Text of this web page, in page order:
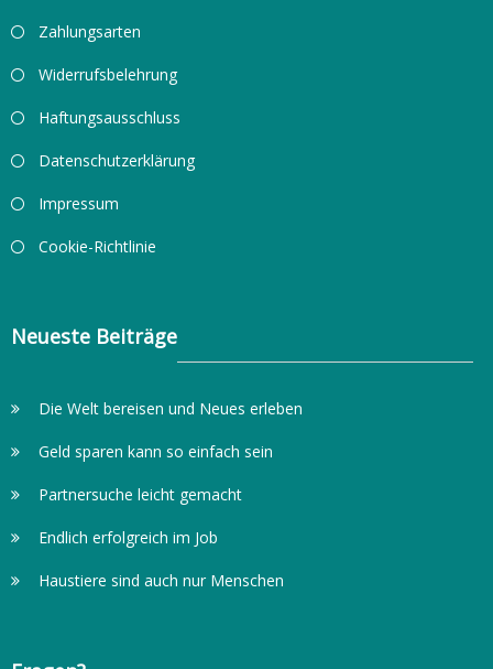
Zahlungsarten
Widerrufsbelehrung
Haftungsausschluss
Datenschutzerklärung
Impressum
Cookie-Richtlinie
Neueste Beiträge
Die Welt bereisen und Neues erleben
Geld sparen kann so einfach sein
Partnersuche leicht gemacht
Endlich erfolgreich im Job
Haustiere sind auch nur Menschen